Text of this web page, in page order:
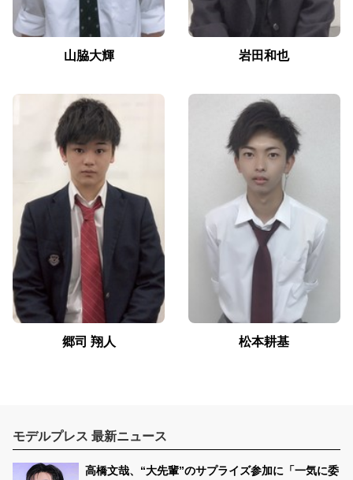
山脇大輝 岩田和也
郷司 翔人 松本耕基
モデルプレス 最新ニュース
高橋文哉、“大先輩”のサプライズ参加に「一気に委